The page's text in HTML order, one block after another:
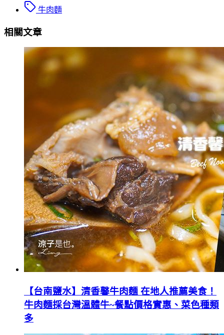
牛肉麵
相關文章
【台南鹽水】清香馨牛肉麵 在地人推薦美食！
牛肉麵採台灣溫體牛~餐點價格實惠、菜色種類
多